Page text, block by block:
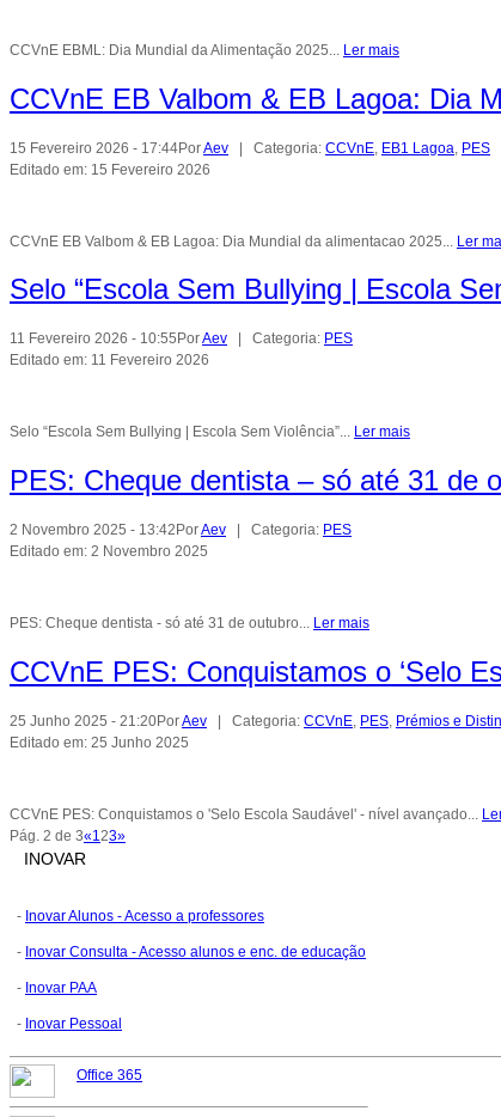
CCVnE EBML: Dia Mundial da Alimentação 2025... Ler mais
CCVnE EB Valbom & EB Lagoa: Dia
15 Fevereiro 2026 - 17:44PorAev | Categoria: CCVnE EB1 Lagoa PES
Editado em: 15 Fevereiro 2026
CCVnE EB Valbom & EB Lagoa: Dia Mundial da alimentacao 2025... Ler
Selo “Escola Sem Bullying | Escola
11 Fevereiro 2026 - 10:55 PorAev | Categoria: PES
Editado em: 11 Fevereiro 2026
Selo “Escola Sem Bullying | Escola Sem Violência”... Ler mais
PES: Cheque dentista – só até 31 de
2 Novembro 2025 - 13:42 PorAev | Categoria: PES
Editado em: 2 Novembro 2025
PES: Cheque dentista - só até 31 de outubro... Ler mais
CCVnE PES: Conquistamos o ‘Selo
25 Junho 2025 - 21:20PorAev | Categoria: CCVnE, PES, Prémios e
Editado em: 25 Junho 2025
CCVnE PES: Conquistamos o 'Selo Escola Saudável' - nível avançado...
Pág. 2 de 3«123»
INOVAR
- Inovar Alunos - Acesso a professores
- Inovar Consulta - Acesso alunos e enc. de educação
- Inovar PAA
- Inovar Pessoal
Office 365